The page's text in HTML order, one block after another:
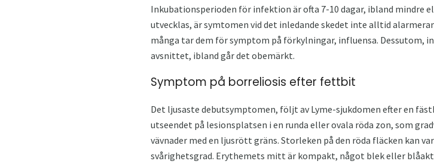
Inkubationsperioden för infektion är ofta 7-10 dagar, ibland mindre
utvecklas, är symtomen vid det inledande skedet inte alltid
många tar dem för symptom på förkylningar, influensa. Dessutom,
avsnittet, ibland går det obemärkt.
Symptom på borreliosis efter fettbit
Det ljusaste debutsymptomen, följt av Lyme-sjukdomen efter en
utseendet på lesionsplatsen i en runda eller ovala röda zon, som
vävnader med en ljusrött gräns. Storleken på den röda fläcken kan
svårighetsgrad. Erythemets mitt är kompakt, något blek eller